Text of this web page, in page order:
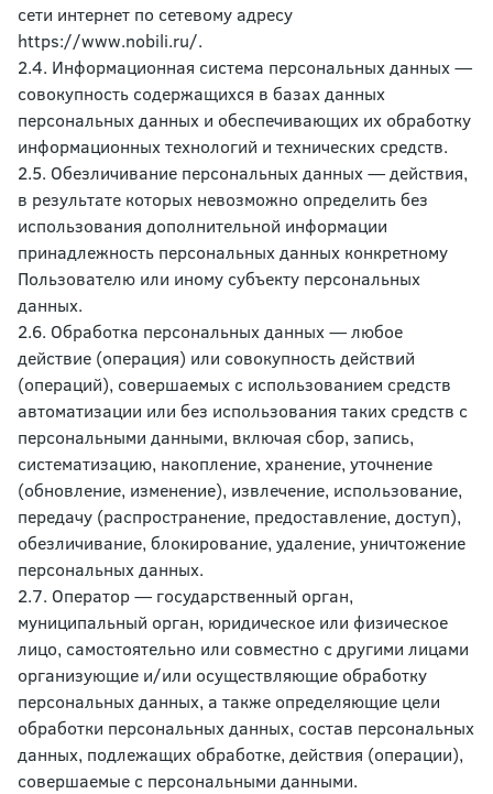
сети интернет по сетевому адресу
https://www.nobili.ru/.
2.4. Информационная система персональных данных —
совокупность содержащихся в базах данных
персональных данных и обеспечивающих их обработку
информационных технологий и технических средств.
2.5. Обезличивание персональных данных — действия,
в результате которых невозможно определить без
использования дополнительной информации
принадлежность персональных данных конкретному
Пользователю или иному субъекту персональных
данных.
2.6. Обработка персональных данных — любое
действие (операция) или совокупность действий
(операций), совершаемых с использованием средств
автоматизации или без использования таких средств с
персональными данными, включая сбор, запись,
систематизацию, накопление, хранение, уточнение
(обновление, изменение), извлечение, использование,
передачу (распространение, предоставление, доступ),
обезличивание, блокирование, удаление, уничтожение
персональных данных.
2.7. Оператор — государственный орган,
муниципальный орган, юридическое или физическое
лицо, самостоятельно или совместно с другими лицами
организующие и/или осуществляющие обработку
персональных данных, а также определяющие цели
обработки персональных данных, состав персональных
данных, подлежащих обработке, действия (операции),
совершаемые с персональными данными.